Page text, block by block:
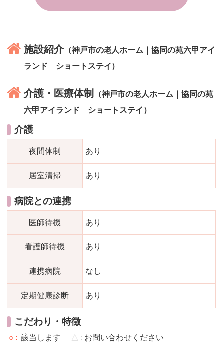
施設紹介（神戸市の老人ホーム｜協同の苑六甲アイ
ランド ショートステイ）
介護・医療体制
（神戸市の老人ホーム｜協同の苑
六甲アイランド ショートステイ）
介護
夜間体制 あり
居室清掃 あり
病院との連携
医師待機 あり
看護師待機 あり
連携病院 なし
定期健康診断 あり
こだわり・特徴
○ 該当します △ お問い合わせください